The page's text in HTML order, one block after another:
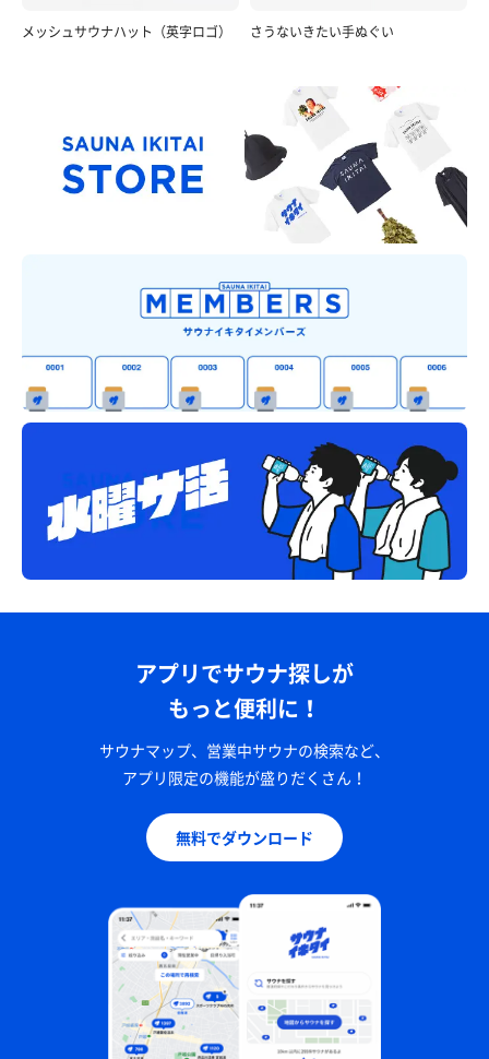
メッシュサウナハット（英字ロゴ） さうないきたい手ぬぐい
アプリでサウナ探しが
もっと便利に！
サウナマップ、営業中サウナの検索など、
アプリ限定の機能が盛りだくさん！
無料でダウンロード